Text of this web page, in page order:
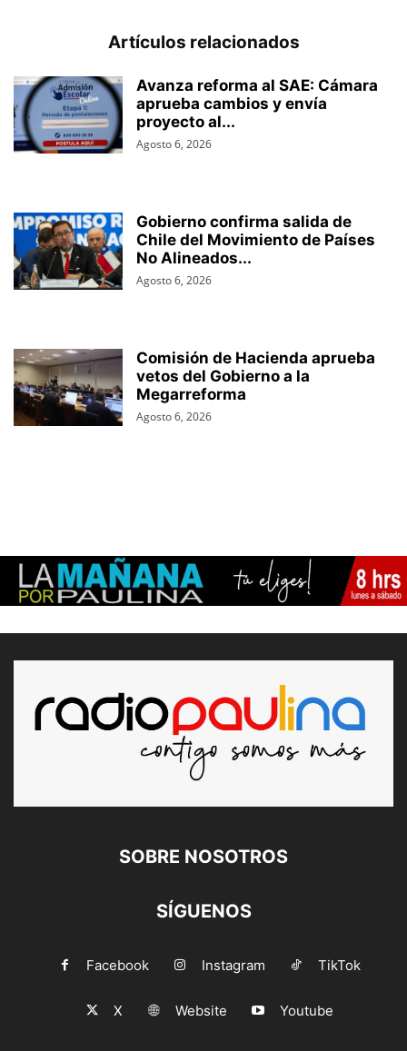
Artículos relacionados
Avanza reforma al SAE: Cámara
aprueba cambios y envía
proyecto al...
Agosto 6, 2026
Gobierno confirma salida de
Chile del Movimiento de Países
No Alineados...
Agosto 6, 2026
Comisión de Hacienda aprueba
vetos del Gobierno a la
Megarreforma
Agosto 6, 2026
SOBRE NOSOTROS
SÍGUENOS
Facebook Instagram TikTok
X Website Youtube